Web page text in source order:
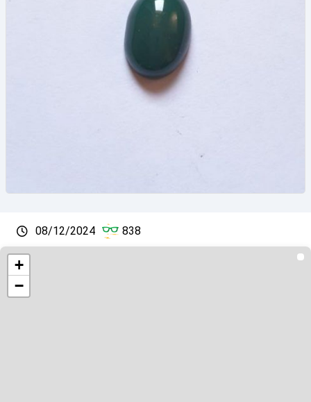
08/12/2024 838
+
−